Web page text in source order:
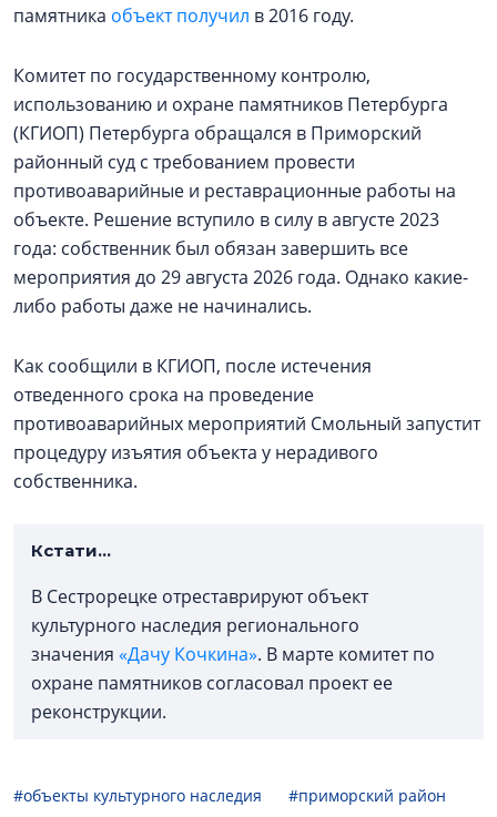
памятника объект получил в 2016 году.
Комитет по государственному контролю,
использованию и охране памятников Петербурга
(КГИОП) Петербурга обращался в Приморский
районный суд с требованием провести
противоаварийные и реставрационные работы на
объекте. Решение вступило в силу в августе 2023
года: собственник был обязан завершить все
мероприятия до 29 августа 2026 года. Однако какие-
либо работы даже не начинались.
Как сообщили в КГИОП, после истечения
отведенного срока на проведение
противоаварийных мероприятий Смольный запустит
процедуру изъятия объекта у нерадивого
собственника.
Кстати...
В Сестрорецке отреставрируют объект
культурного наследия регионального
значения «Дачу Кочкина». В марте комитет по
охране памятников согласовал проект ее
реконструкции.
#объекты культурного наследия
#приморский район